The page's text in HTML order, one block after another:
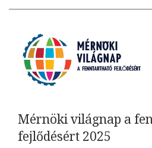
Mérnöki világnap a
fejlődésért 2025